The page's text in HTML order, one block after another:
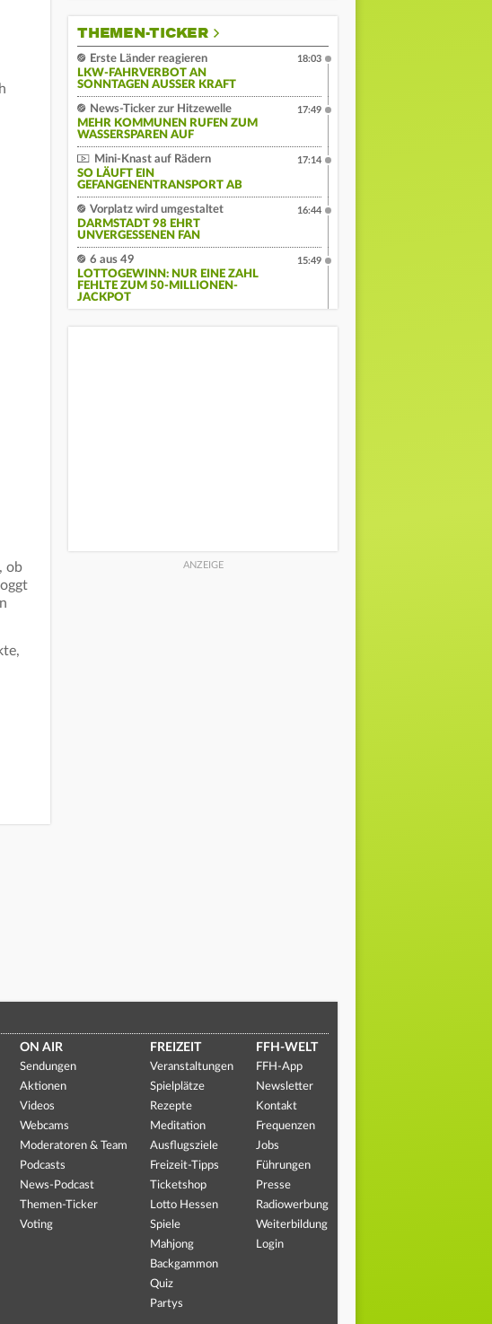
ob
THEMEN-TICKER
Erste Länder reagieren
LKW-FAHRVERBOT AN
SONNTAGEN AUSSER KRAFT
18:03
News-Ticker zur Hitzewelle
MEHR KOMMUNEN RUFEN ZUM
WASSERSPAREN AUF
17:49
Mini-Knast auf Rädern
SO LÄUFT EIN
GEFANGENENTRANSPORT AB
17:14
Vorplatz wird umgestaltet
DARMSTADT 98 EHRT
UNVERGESSENEN FAN
16:44
6 aus 49
LOTTOGEWINN: NUR EINE ZAHL
FEHLTE ZUM 50-MILLIONEN-
JACKPOT
15:49
ON AIR
Sendungen
Aktionen
Videos
Webcams
Moderatoren & Team
Podcasts
News-Podcast
Themen-Ticker
Voting
FREIZEIT
Veranstaltungen
Spielplätze
Rezepte
Meditation
Ausflugsziele
Freizeit-Tipps
Ticketshop
Lotto Hessen
Spiele
Mahjong
Backgammon
Quiz
Partys
FFH-WELT
FFH-App
Newsletter
Kontakt
Frequenzen
Jobs
Führungen
Presse
Radiowerbung
Weiterbildung
Login